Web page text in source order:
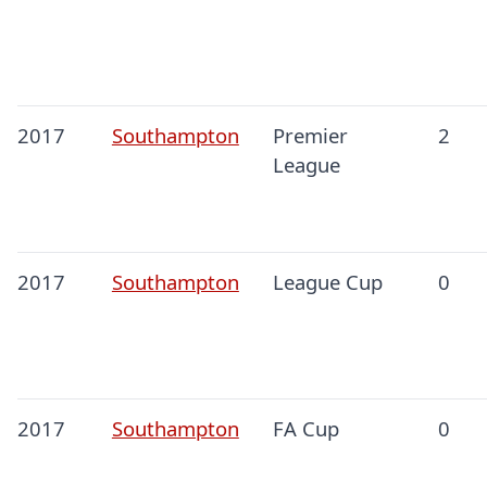
2017 Southampton
Premier
League
2
2017 Southampton League Cup 0
2017 Southampton FA Cup 0